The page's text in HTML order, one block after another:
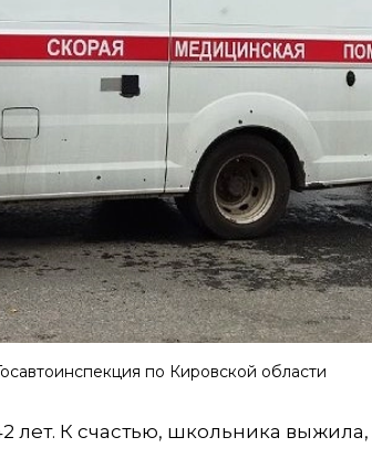
по Кировской области
лет. К счастью, школьника